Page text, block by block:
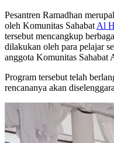
Pesantren Ramadhan
oleh Komunitas Sahabat Al
tersebut mencangkup
dilakukan oleh para pelajar
anggota Komunitas Sahabat
Program tersebut telah
rencananya akan